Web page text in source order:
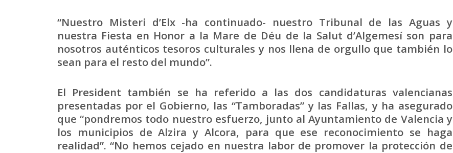
“Nuestro Misteri d’Elx -ha continuado- nuestro Tribunal de las Aguas y
nuestra Fiesta en Honor a la Mare de Déu de la Salut d’Algemesí son para
nosotros auténticos tesoros culturales y nos llena de orgullo que también lo
sean para el resto del mundo”.
El President también se ha referido a las dos candidaturas valencianas
presentadas por el Gobierno, las “Tamboradas” y las Fallas, y ha asegurado
que “pondremos todo nuestro esfuerzo, junto al Ayuntamiento de Valencia y
los municipios de Alzira y Alcora, para que ese reconocimiento se haga
realidad”. “No hemos cejado en nuestra labor de promover la protección de